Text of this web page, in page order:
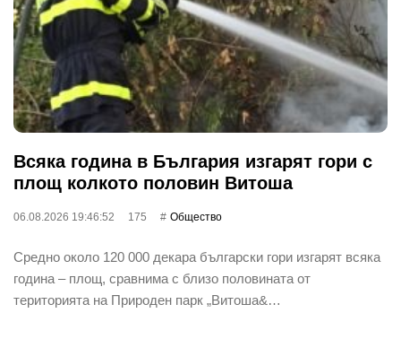
Всяка година в България изгарят гори с
площ колкото половин Витоша
06.08.2026 19:46:52 175 Общество
Средно около 120 000 декара български гори изгарят всяка
година – площ, сравнима с близо половината от
територията на Природен парк „Витоша&…